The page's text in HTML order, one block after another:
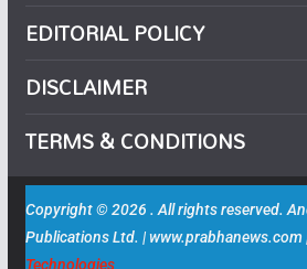
EDITORIAL POLICY
DISCLAIMER
TERMS & CONDITIONS
Copyright © 2026 . All rights reserved.
Publications Ltd. | www.prabhanews.com
Technologies